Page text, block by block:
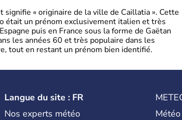
« originaire de la ville de Caillatia ». Cette
était un prénom exclusivement italien et très
puis en France sous la forme de Gaëtan
les années 60 et très populaire dans les
tout en restant un prénom bien identifié.
Langue du site : FR
Nos experts météo